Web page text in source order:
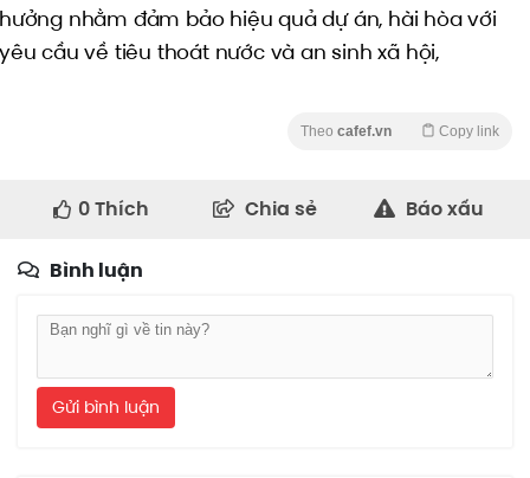
hưởng nhằm đảm bảo hiệu quả dự án, hài hòa với
yêu cầu về tiêu thoát nước và an sinh xã hội,
Theo cafef.vn Copy link
0Thích Chia sẻ Báo xấu
Bình luận
Gửi bình luận